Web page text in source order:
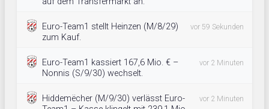
Euro-Team1 stellt Heinzen (M/8/29)
zum Kauf.
vor 59 Sekunden
Euro-Team1 kassiert 167,6 Mio. € –
Nonnis (S/9/30) wechselt.
vor 2 Minuten
Hiddemëcher (M/9/30) verlässt Euro-
vor 2 Minuten